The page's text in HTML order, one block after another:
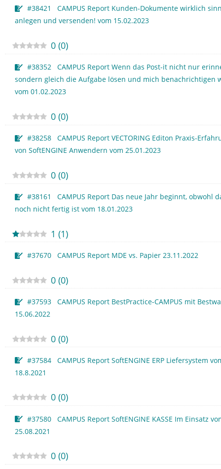
#38421 CAMPUS Report Kunden-Dokumente wirklich
anlegen und versenden! vom 15.02.2023
0 (0)
#38352 CAMPUS Report Wenn das Post-it nicht nur
sondern gleich die Aufgabe lösen und mich benachrichtigen
vom 01.02.2023
0 (0)
#38258 CAMPUS Report VECTORING Editon Praxis-
von SoftENGINE Anwendern vom 25.01.2023
0 (0)
#38161 CAMPUS Report Das neue Jahr beginnt, obwohl
noch nicht fertig ist vom 18.01.2023
1 (1)
#37670 CAMPUS Report MDE vs. Papier 23.11.2022
0 (0)
#37593 CAMPUS Report BestPractice-CAMPUS mit
15.06.2022
0 (0)
#37584 CAMPUS Report SoftENGINE ERP Liefersystem
18.8.2021
0 (0)
#37580 CAMPUS Report SoftENGINE KASSE Im Einsatz
25.08.2021
0 (0)